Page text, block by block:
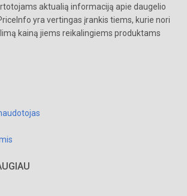
aktualią informaciją apie daugelio
yra vertingas įrankis tiems, kurie nori
kainą jiems reikalingiems produktams